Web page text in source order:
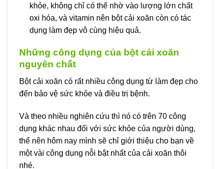
khỏe, không chỉ có thế nhờ vào lượng lớn chất
oxi hóa, và vitamin nên bột cải xoăn còn có tác
dụng làm đẹp vô cùng hiệu quả.
Những công dụng của bột cải xoăn
nguyên chất
Bột cải xoăn có rất nhiều công dụng từ làm đẹp cho
đến bảo vệ sức khỏe và điều trị bệnh.
Và theo nhiều nghiên cứu thì nó có trên 70 công
dụng khác nhau đối với sức khỏe của người dùng,
thế nên hôm nay mình sẽ chỉ giới thiệu cho bạn về
một vài công dụng nỗi bật nhất của cải xoăn thôi
nhé.